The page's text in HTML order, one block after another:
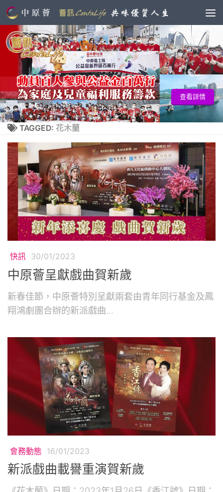
查看詳情
TAGGED: 花木蘭
快訊 30/01/2023
中原薈呈獻戲曲賀新歲
新春佳節，中原薈特別呈獻兩套由青年同行基金及鳳
翔鴻劇團合辦的新派戲曲...
會務動態 16/01/2023
新派戲曲載譽重演賀新歲